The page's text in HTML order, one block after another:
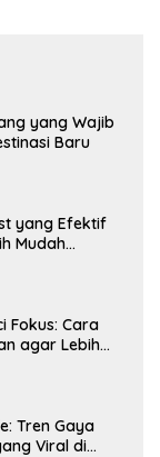
yang Wajib
Baru
yang Efektif
Mudah
Fokus: Cara
agar Lebih
Tren Gaya
Viral di